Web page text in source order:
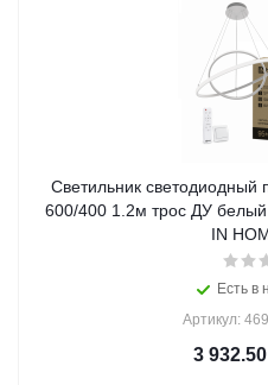
Светильник светодиодный
600/400 1.2м трос ДУ
IN
Есть в
Артикул:
3 932.50